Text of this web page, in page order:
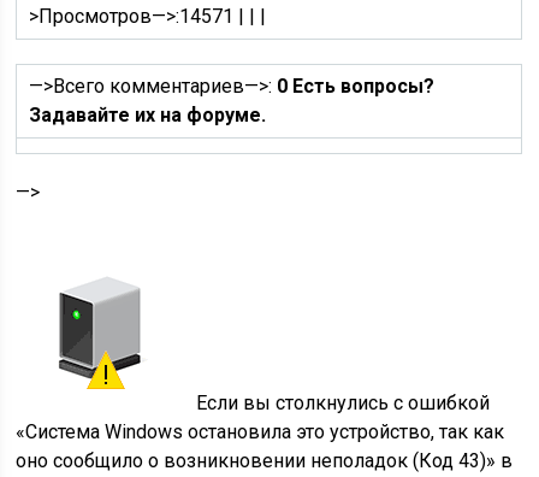
>Просмотров—>:14571 | | |
—>Всего комментариев—>: 0 Есть вопросы?
Задавайте их на форуме.
—>
Если вы столкнулись с ошибкой
«Система Windows остановила это устройство, так как
оно сообщило о возникновении неполадок (Код 43)» в